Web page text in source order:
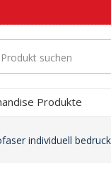
Produkte
individuell